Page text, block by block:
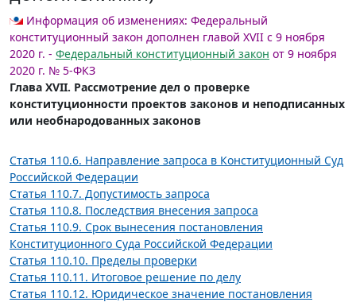
Информация об изменениях: Федеральный
конституционный закон дополнен главой XVII с 9 ноября
2020 г. - Федеральный конституционный закон от 9 ноября
2020 г. № 5-ФКЗ
Глава XVII. Рассмотрение дел о проверке
конституционности проектов законов и неподписанных
или необнародованных законов
Статья 110.6. Направление запроса в Конституционный Суд
Российской Федерации
Статья 110.7. Допустимость запроса
Статья 110.8. Последствия внесения запроса
Статья 110.9. Срок вынесения постановления
Конституционного Суда Российской Федерации
Статья 110.10. Пределы проверки
Статья 110.11. Итоговое решение по делу
Статья 110.12. Юридическое значение постановления